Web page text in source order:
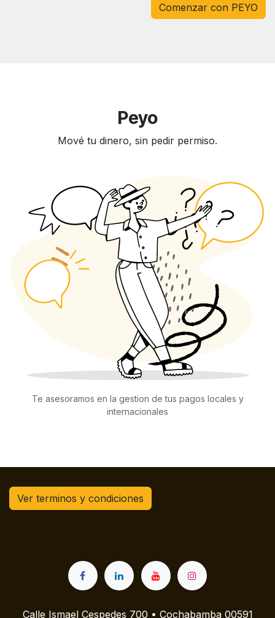
Comenzar con PEYO
Peyo
Mové tu dinero, sin pedir permiso.
Te asesoramos en la gestion de tus pagos locales y
internacionales
Ver terminos y condiciones
Calle Ismael Cespedes 700 • Cochabamba 00591